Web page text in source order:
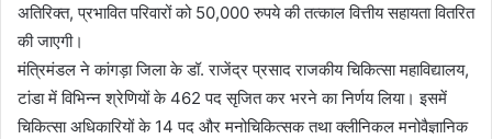
अतिरिक्त, प्रभावित परिवारों को 50,000 रुपये की तत्काल वित्तीय सहायता वितरित
की जाएगी।
मंत्रिमंडल ने कांगड़ा जिला के डॉ. राजेंद्र प्रसाद राजकीय चिकित्सा महाविद्यालय,
टांडा में विभिन्न श्रेणियों के 462 पद सृजित कर भरने का निर्णय लिया। इसमें
चिकित्सा अधिकारियों के 14 पद और मनोचिकित्सक तथा क्लीनिकल मनोवैज्ञानिक